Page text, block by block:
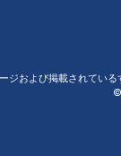
ジおよび掲載されてい